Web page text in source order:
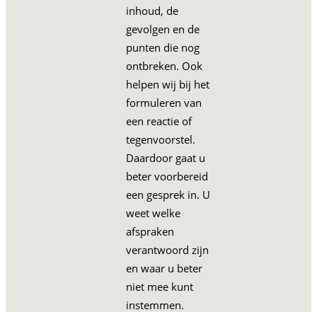
inhoud, de
gevolgen en de
punten die nog
ontbreken. Ook
helpen wij bij het
formuleren van
een reactie of
tegenvoorstel.
Daardoor gaat u
beter voorbereid
een gesprek in. U
weet welke
afspraken
verantwoord zijn
en waar u beter
niet mee kunt
instemmen.